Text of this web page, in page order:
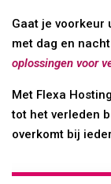
Gaat je voorkeur
met dag en
oplossingen voor
Met Flexa
tot het verleden
overkomt bij